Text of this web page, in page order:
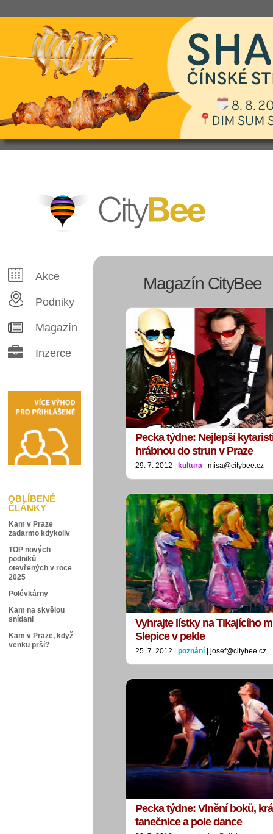
CityBee
Akce
Podniky
Magazín
Inzerce
OBLÍBENÉ
ČLÁNKY
Kam v Praze
zadarmo kdykoliv
TOP nových
podniků
otevřených v roce
2025
Polévkárny
Kam na skvělou
snídani
Kam v Praze, když
venku prší?
Magazín CityBee
Pecka týdne: Nejlepší
hrábnou do strun v Praze
29. 7. 2012 | kultura | misa@citybee.cz
Vyhrajte lístky na Tikajícího
Slepice v pekle
25. 7. 2012 | poznání | josef@citybee.cz
Pecka týdne: Vlnění boků,
tanečnice a pole dance